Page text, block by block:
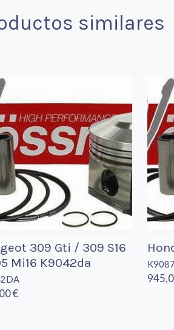
similares
309 Gti / 309 S16
Mi16 K9042da
€